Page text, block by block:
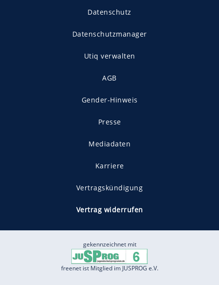
Datenschutz
Datenschutzmanager
Utiq verwalten
AGB
Gender-Hinweis
Presse
Mediadaten
Karriere
Vertragskündigung
Vertrag widerrufen
gekennzeichnet mit
freenet ist Mitglied im JUSPROG e.V.